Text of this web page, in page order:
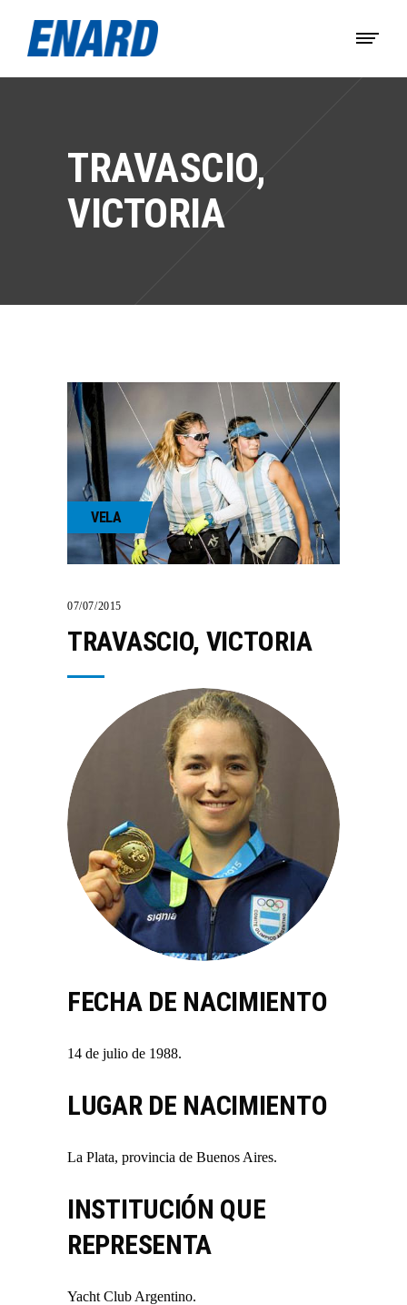
TRAVASCIO,
VICTORIA
VELA
07/07/2015
TRAVASCIO, VICTORIA
FECHA DE NACIMIENTO
14 de julio de 1988.
LUGAR DE NACIMIENTO
La Plata, provincia de Buenos Aires.
INSTITUCIÓN QUE
REPRESENTA
Yacht Club Argentino.